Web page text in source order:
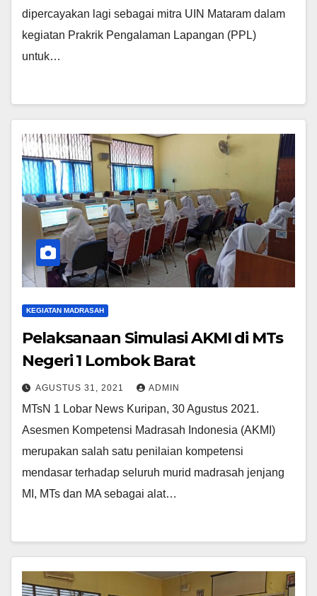
dipercayakan lagi sebagai mitra UIN Mataram dalam
kegiatan Prakrik Pengalaman Lapangan (PPL)
untuk…
KEGIATAN MADRASAH
Pelaksanaan Simulasi AKMI di MTs
Negeri 1 Lombok Barat
AGUSTUS 31, 2021 ADMIN
MTsN 1 Lobar News Kuripan, 30 Agustus 2021.
Asesmen Kompetensi Madrasah Indonesia (AKMI)
merupakan salah satu penilaian kompetensi
mendasar terhadap seluruh murid madrasah jenjang
MI, MTs dan MA sebagai alat…